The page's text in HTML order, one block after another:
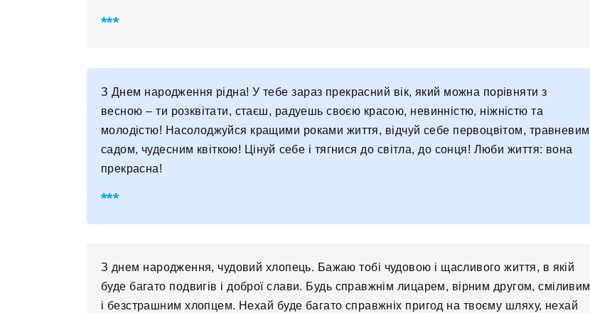
З Днем народження рідна! У тебе зараз прекрасний вік, який можна порівняти з
весною – ти розквітати, стаєш, радуешь своєю красою, невинністю, ніжністю та
молодістю! Насолоджуйся кращими роками життя, відчуй себе первоцвітом, травневим
садом, чудесним квіткою! Цінуй себе і тягнися до світла, до сонця! Люби життя: вона
прекрасна!
З днем ​​народження, чудовий хлопець. Бажаю тобі чудовою і щасливого життя, в якій
буде багато подвигів і доброї слави. Будь справжнім лицарем, вірним другом, сміливим
і безстрашним хлопцем. Нехай буде багато справжніх пригод на твоєму шляху, нехай